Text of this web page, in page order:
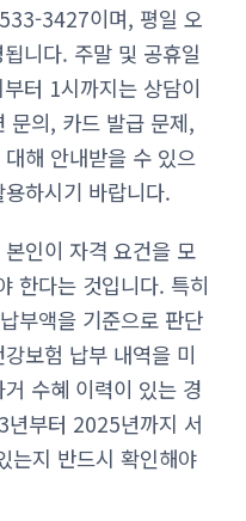
3427이며, 평일 오
니다. 주말 및 공휴일
터 1시까지는 상담이
문의, 카드 발급 문제,
해 안내받을 수 있으
하시기 바랍니다.
인이 자격 요건을 모
한다는 것입니다. 특히
부액을 기준으로 판단
보험 납부 내역을 미
수혜 이력이 있는 경
부터 2025년까지 서
는지 반드시 확인해야